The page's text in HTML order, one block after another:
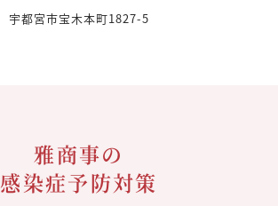
宇都宮市宝木本町1827-5
雅商事の
感染症予防対策